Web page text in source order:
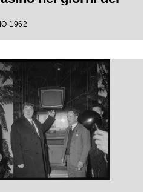
1962